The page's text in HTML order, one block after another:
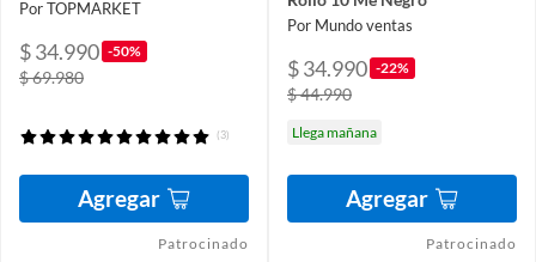
Por TOPMARKET
$ 34.990 -50%
$ 69.980
(3)
Agregar
Patrocinado
Por Mundo ventas
$ 34.990 -22%
$ 44.990
Llega mañana
Agregar
Patrocinado